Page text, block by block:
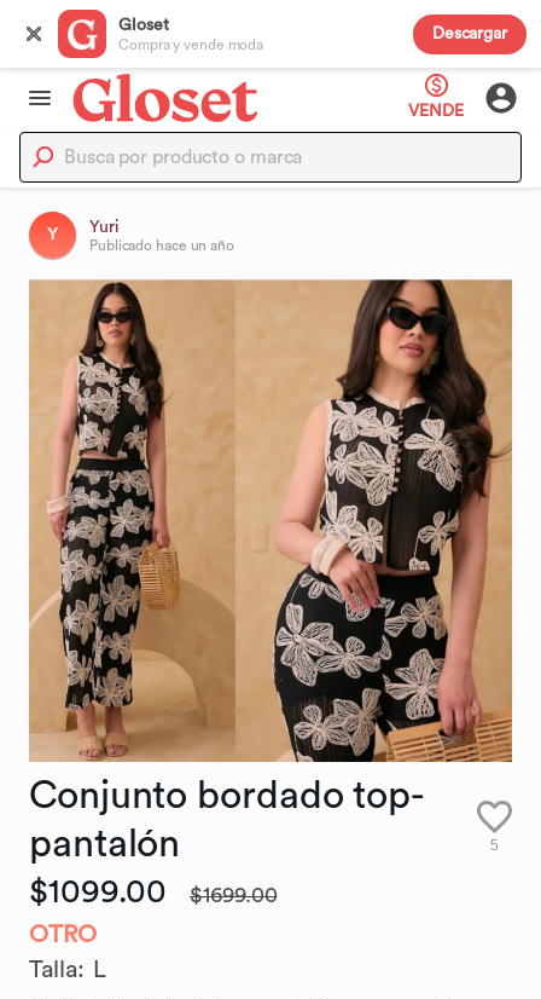
Gloset
Compra y vende moda
Descargar
VENDE
Y Yuri
Publicado hace un año
Conjunto bordado top-
pantalón
5
$1099.00 $1699.00
OTRO
Talla: L